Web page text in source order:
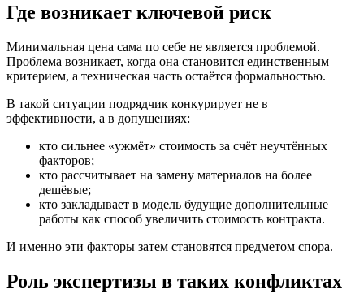
Где возникает ключевой риск
Минимальная цена сама по себе не является проблемой.
Проблема возникает, когда она становится единственным
критерием, а техническая часть остаётся формальностью.
В такой ситуации подрядчик конкурирует не в
эффективности, а в допущениях:
кто сильнее «ужмёт» стоимость за счёт неучтённых
факторов;
кто рассчитывает на замену материалов на более
дешёвые;
кто закладывает в модель будущие дополнительные
работы как способ увеличить стоимость контракта.
И именно эти факторы затем становятся предметом спора.
Роль экспертизы в таких конфликтах